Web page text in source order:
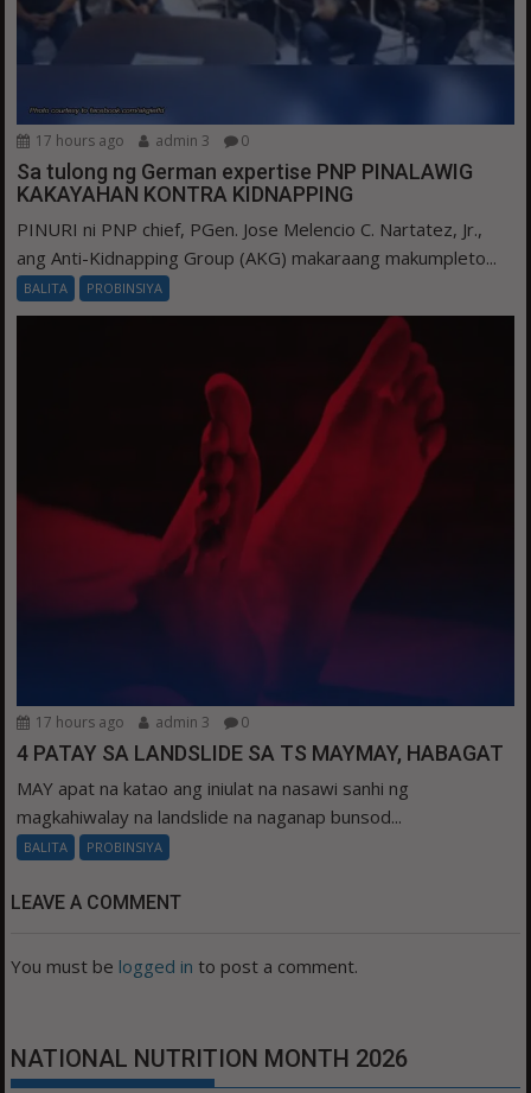
17 hours ago admin 3 0
Sa tulong ng German expertise PNP PINALAWIG
KAKAYAHAN KONTRA KIDNAPPING
PINURI ni PNP chief, PGen. Jose Melencio C. Nartatez, Jr.,
ang Anti-Kidnapping Group (AKG) makaraang makumpleto...
BALITA PROBINSIYA
17 hours ago admin 3 0
4 PATAY SA LANDSLIDE SA TS MAYMAY, HABAGAT
MAY apat na katao ang iniulat na nasawi sanhi ng
magkahiwalay na landslide na naganap bunsod...
BALITA PROBINSIYA
LEAVE A COMMENT
You must be logged in to post a comment.
NATIONAL NUTRITION MONTH 2026